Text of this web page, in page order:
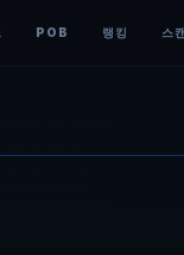
POB 랭킹 스캔
법 통해 종합적 제도